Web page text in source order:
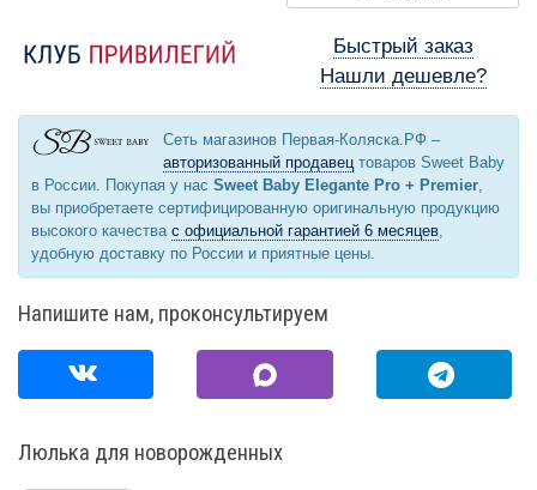
Быстрый заказ
Нашли дешевле?
Сеть магазинов Первая-Коляска.РФ –
авторизованный продавецтоваров Sweet Baby
в России. Покупая у нас Sweet Baby Elegante Pro + Premier,
вы приобретаете сертифицированную оригинальную продукцию
высокого качества с официальной гарантией 6 месяцев,
удобную доставку по России и приятные цены.
Напишите нам, проконсультируем
Люлька для новорожденных